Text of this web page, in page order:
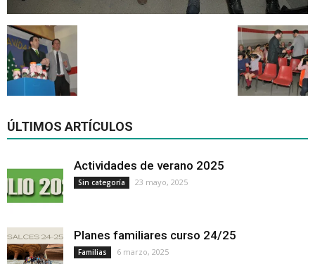
ÚLTIMOS ARTÍCULOS
Actividades de verano 2025
Sin categoría 23 mayo, 2025
Planes familiares curso 24/25
Familias 6 marzo, 2025